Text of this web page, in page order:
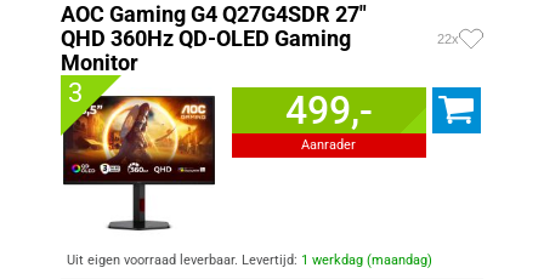
AOC Gaming G4 Q27G4SDR 27"
QHD 360Hz QD-OLED Gaming
Monitor
22x
3 499,-
Aanrader
Uit eigen voorraad leverbaar. Levertijd: 1 werkdag (maandag)